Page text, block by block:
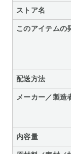
ストア名
このアイテムの
配送方法
メーカー／製造
内容量